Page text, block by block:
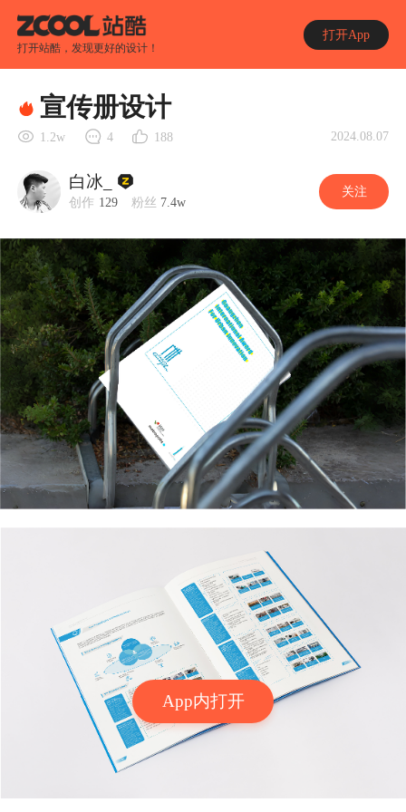
打开站酷，发现更好的设计！
打开App
App内打开
宣传册设计
1.2w 4 188 2024.08.07
白冰_
创作 129 粉丝 7.4w
关注